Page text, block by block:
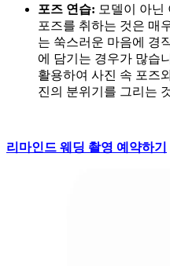
포즈 연습: 모델이 아닌
포즈를 취하는 것은 매
는 쑥스러운 마음에 경
에 담기는 경우가 많습
활용하여 사진 속 포즈
진의 분위기를 그리는
리마인드 웨딩 촬영 예약하기